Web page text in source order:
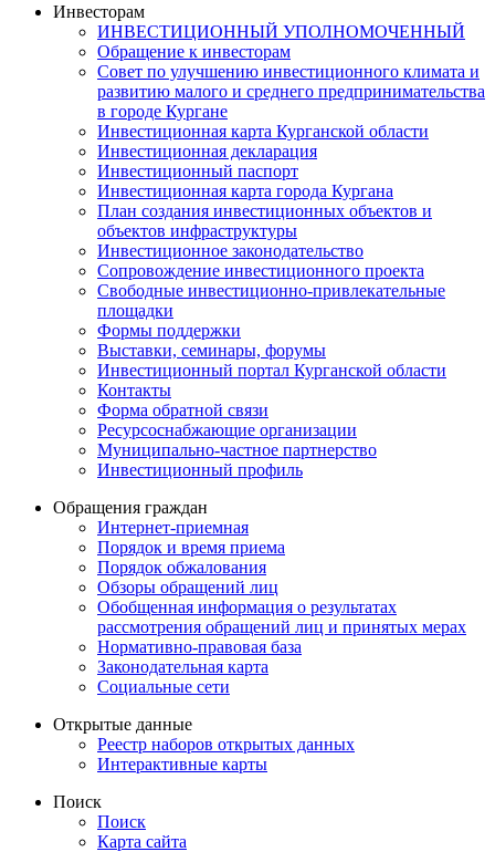
Инвесторам
ИНВЕСТИЦИОННЫЙ УПОЛНОМОЧЕННЫЙ
Обращение к инвесторам
Совет по улучшению инвестиционного климата и
развитию малого и среднего предпринимательства
в городе Кургане
Инвестиционная карта Курганской области
Инвестиционная декларация
Инвестиционный паспорт
Инвестиционная карта города Кургана
План создания инвестиционных объектов и
объектов инфраструктуры
Инвестиционное законодательство
Сопровождение инвестиционного проекта
Свободные инвестиционно-привлекательные
площадки
Формы поддержки
Выставки, семинары, форумы
Инвестиционный портал Курганской области
Контакты
Форма обратной связи
Ресурсоснабжающие организации
Муниципально-частное партнерство
Инвестиционный профиль
Обращения граждан
Интернет-приемная
Порядок и время приема
Порядок обжалования
Обзоры обращений лиц
Обобщенная информация о результатах
рассмотрения обращений лиц и принятых мерах
Нормативно-правовая база
Законодательная карта
Социальные сети
Открытые данные
Реестр наборов открытых данных
Интерактивные карты
Поиск
Поиск
Карта сайта